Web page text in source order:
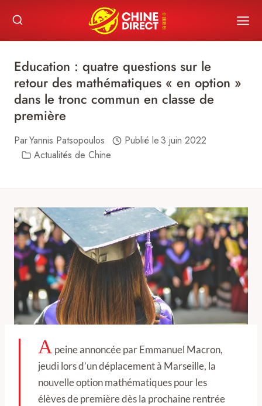
content
Education : quatre questions sur le
retour des mathématiques « en option »
dans le tronc commun en classe de
première
ParYannis Patsopoulos Publié le3 juin 2022
Actualités de Chine
A peine annoncée par Emmanuel Macron,
jeudi lors d’un déplacement à Marseille, la
nouvelle option mathématiques pour les
élèves de première dès la prochaine rentrée